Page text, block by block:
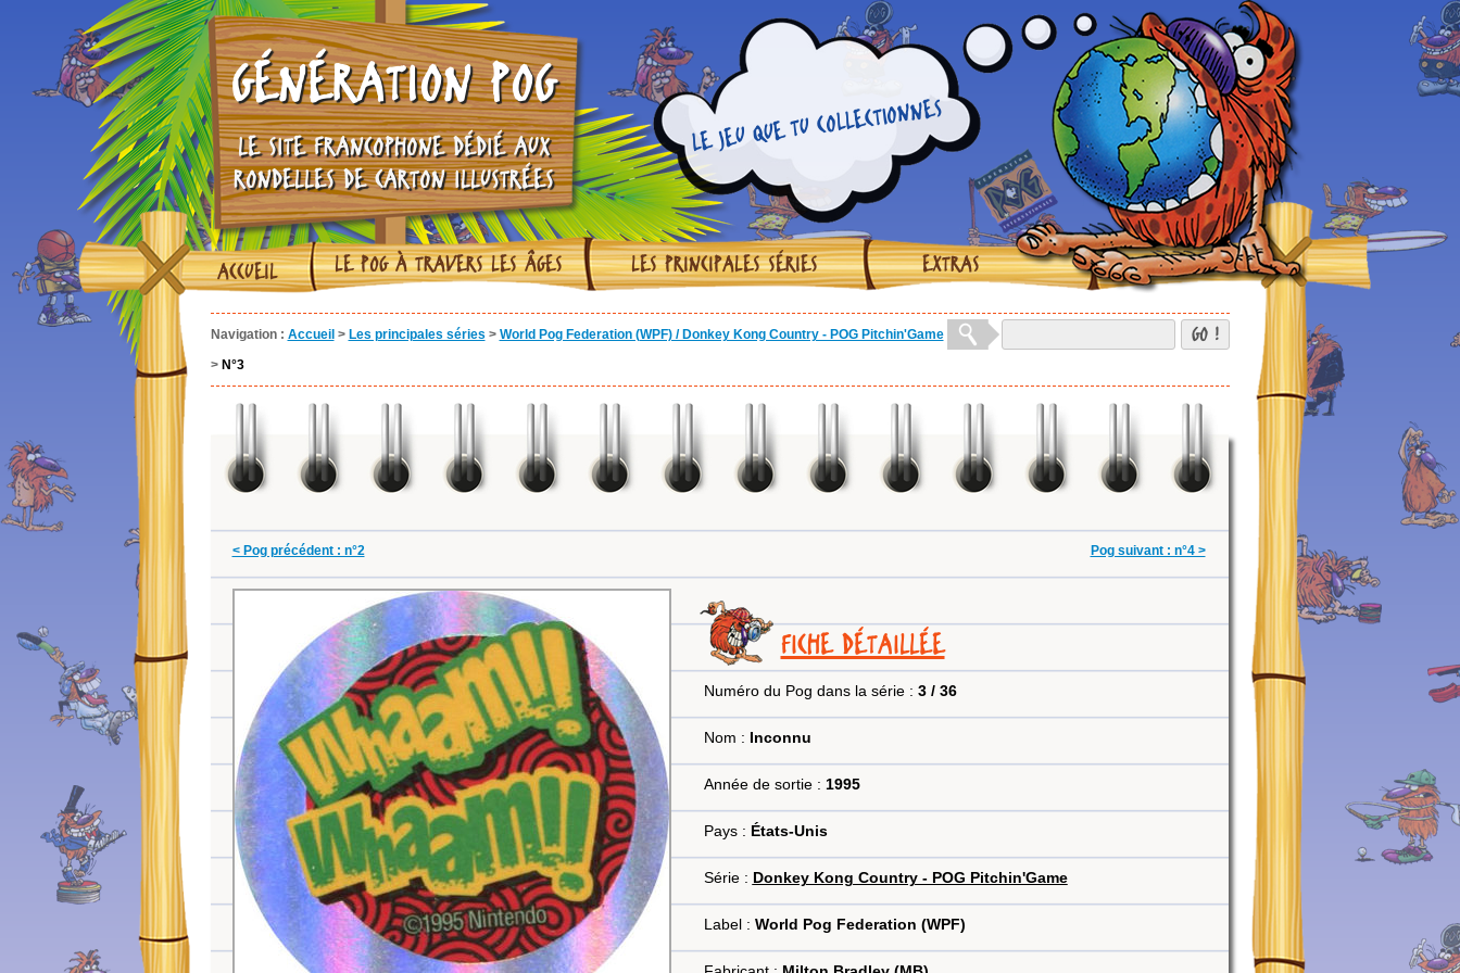
GÉNÉRATION POG
LE SITE FRANCOPHONE DÉDIÉ AUX
RONDELLES DE CARTON ILLUSTRÉES
LE JEU QUE TU COLLECTIONNES
ACCUEIL LE POG À TRAVERS LES ÂGES LES PRINCIPALES SÉRIES EXTRAS
Navigation : Accueil > Les principales séries > World Pog Federation (WPF) / Donkey Kong Country - POG Pitchin'Game
> N°3
GO !
< Pog précédent : n°2 Pog suivant : n°4 >
FICHE DÉTAILLÉE
Numéro du Pog dans la série : 3 / 36
Nom : Inconnu
Année de sortie : 1995
Pays : États-Unis
Série : Donkey Kong Country - POG Pitchin'Game
Label : World Pog Federation (WPF)